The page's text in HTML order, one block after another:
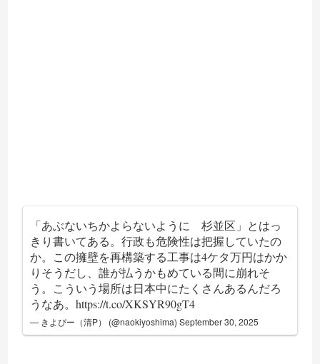
「あぶないちかよらないように 杉並区」とはっ
きり書いてある。行政も危険性は把握していたの
か。この擁壁を再構築する工事は4ケタ万円はかか
りそうだし、誰が払うかもめている間に崩れそ
う。こういう場所は日本中にたくさんあるんだろ
うなあ。https://t.co/XKSYR90gT4
— きよぴー（清P） (@naokiyoshima)September 30, 2025